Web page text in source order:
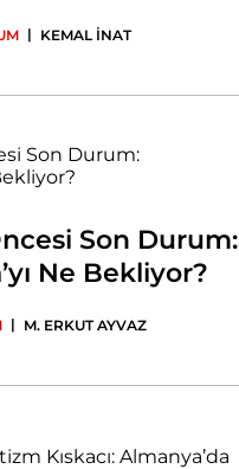
| KEMAL İNAT
Son Durum:
Ne Bekliyor?
| M. ERKUT AYVAZ